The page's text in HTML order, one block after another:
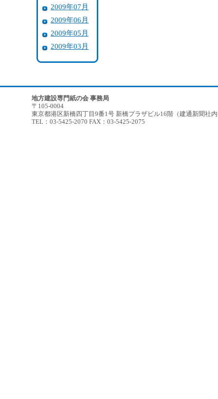
2009年07月
2009年06月
2009年05月
2009年03月
地方建設専門紙の会 事務局
〒105-0004
東京都港区新橋四丁目9番1号 新橋プラザビル16階（建通新聞社
TEL：03-5425-2070 FAX：03-5425-2075